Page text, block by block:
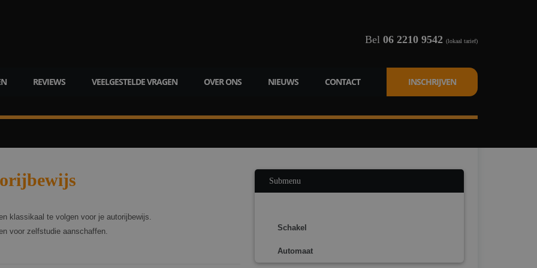
Bel 06 2210 9542 (lokaal tarief)
REVIEWS VEELGESTELDE VRAGEN OVER ONS NIEUWS CONTACT INSCHRIJVEN
klassikaal te volgen voor je autorijbewijs.
voor zelfstudie aanschaffen.
Submenu
Schakel
Automaat